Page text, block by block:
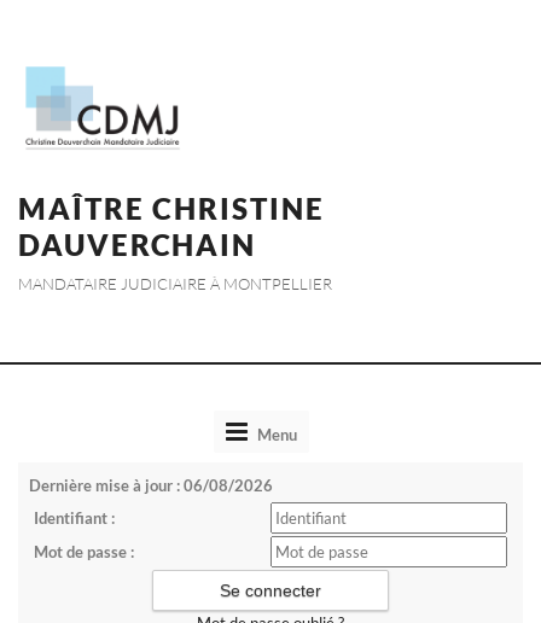
MAÎTRE CHRISTINE
DAUVERCHAIN
MANDATAIRE JUDICIAIRE À MONTPELLIER
ToggleMenu
Dernière mise à jour : 06/08/2026
Identifiant :
Mot de passe :